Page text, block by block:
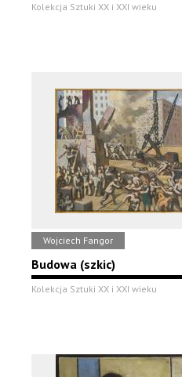
Kolekcja Sztuki XX i XXI wieku
Wojciech Fangor
Budowa (szkic)
Kolekcja Sztuki XX i XXI wieku